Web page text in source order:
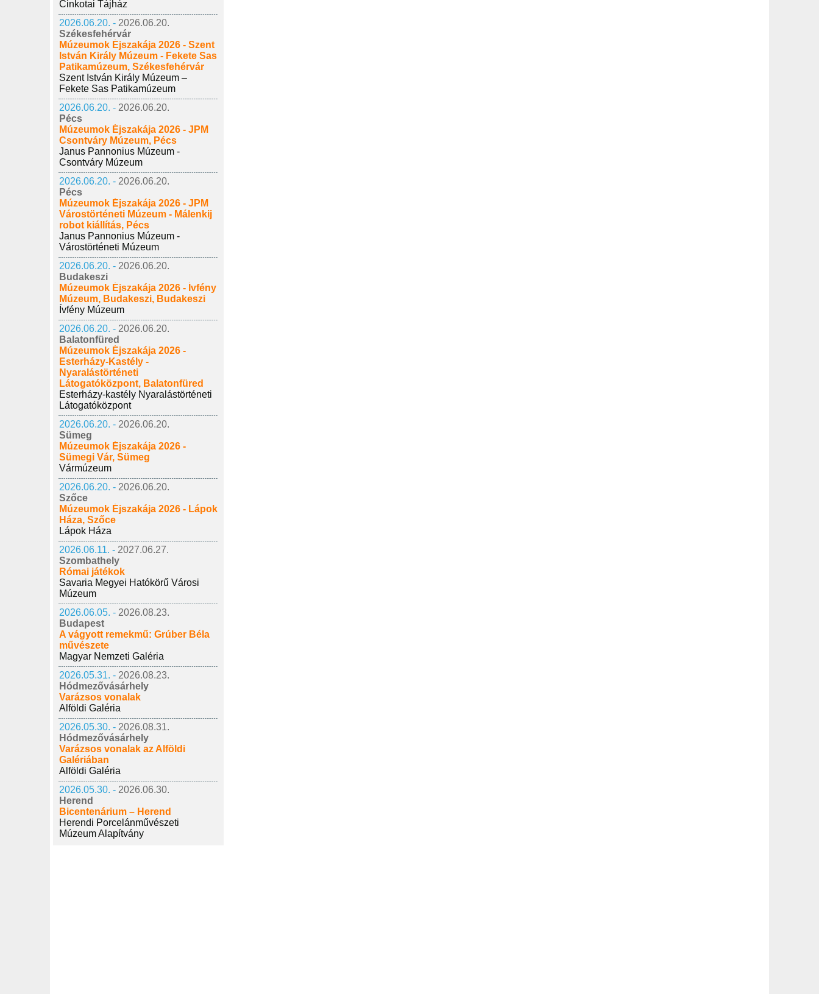
Cinkotai Tájház
2026.06.20. - 2026.06.20.
Székesfehérvár
Múzeumok Éjszakája 2026 - Szent
István Király Múzeum - Fekete Sas
Patikamúzeum, Székesfehérvár
Szent István Király Múzeum –
Fekete Sas Patikamúzeum
2026.06.20. - 2026.06.20.
Pécs
Múzeumok Éjszakája 2026 - JPM
Csontváry Múzeum, Pécs
Janus Pannonius Múzeum -
Csontváry Múzeum
2026.06.20. - 2026.06.20.
Pécs
Múzeumok Éjszakája 2026 - JPM
Várostörténeti Múzeum - Málenkij
robot kiállítás, Pécs
Janus Pannonius Múzeum -
Várostörténeti Múzeum
2026.06.20. - 2026.06.20.
Budakeszi
Múzeumok Éjszakája 2026 - Ívfény
Múzeum, Budakeszi, Budakeszi
Ívfény Múzeum
2026.06.20. - 2026.06.20.
Balatonfüred
Múzeumok Éjszakája 2026 -
Esterházy-Kastély -
Nyaralástörténeti
Látogatóközpont, Balatonfüred
Esterházy-kastély Nyaralástörténeti
Látogatóközpont
2026.06.20. - 2026.06.20.
Sümeg
Múzeumok Éjszakája 2026 -
Sümegi Vár, Sümeg
Vármúzeum
2026.06.20. - 2026.06.20.
Szőce
Múzeumok Éjszakája 2026 - Lápok
Háza, Szőce
Lápok Háza
2026.06.11. - 2027.06.27.
Szombathely
Római játékok
Savaria Megyei Hatókörű Városi
Múzeum
2026.06.05. - 2026.08.23.
Budapest
A vágyott remekmű: Grúber Béla
művészete
Magyar Nemzeti Galéria
2026.05.31. - 2026.08.23.
Hódmezővásárhely
Varázsos vonalak
Alföldi Galéria
2026.05.30. - 2026.08.31.
Hódmezővásárhely
Varázsos vonalak az Alföldi
Galériában
Alföldi Galéria
2026.05.30. - 2026.06.30.
Herend
Bicentenárium – Herend
Herendi Porcelánművészeti
Múzeum Alapítvány